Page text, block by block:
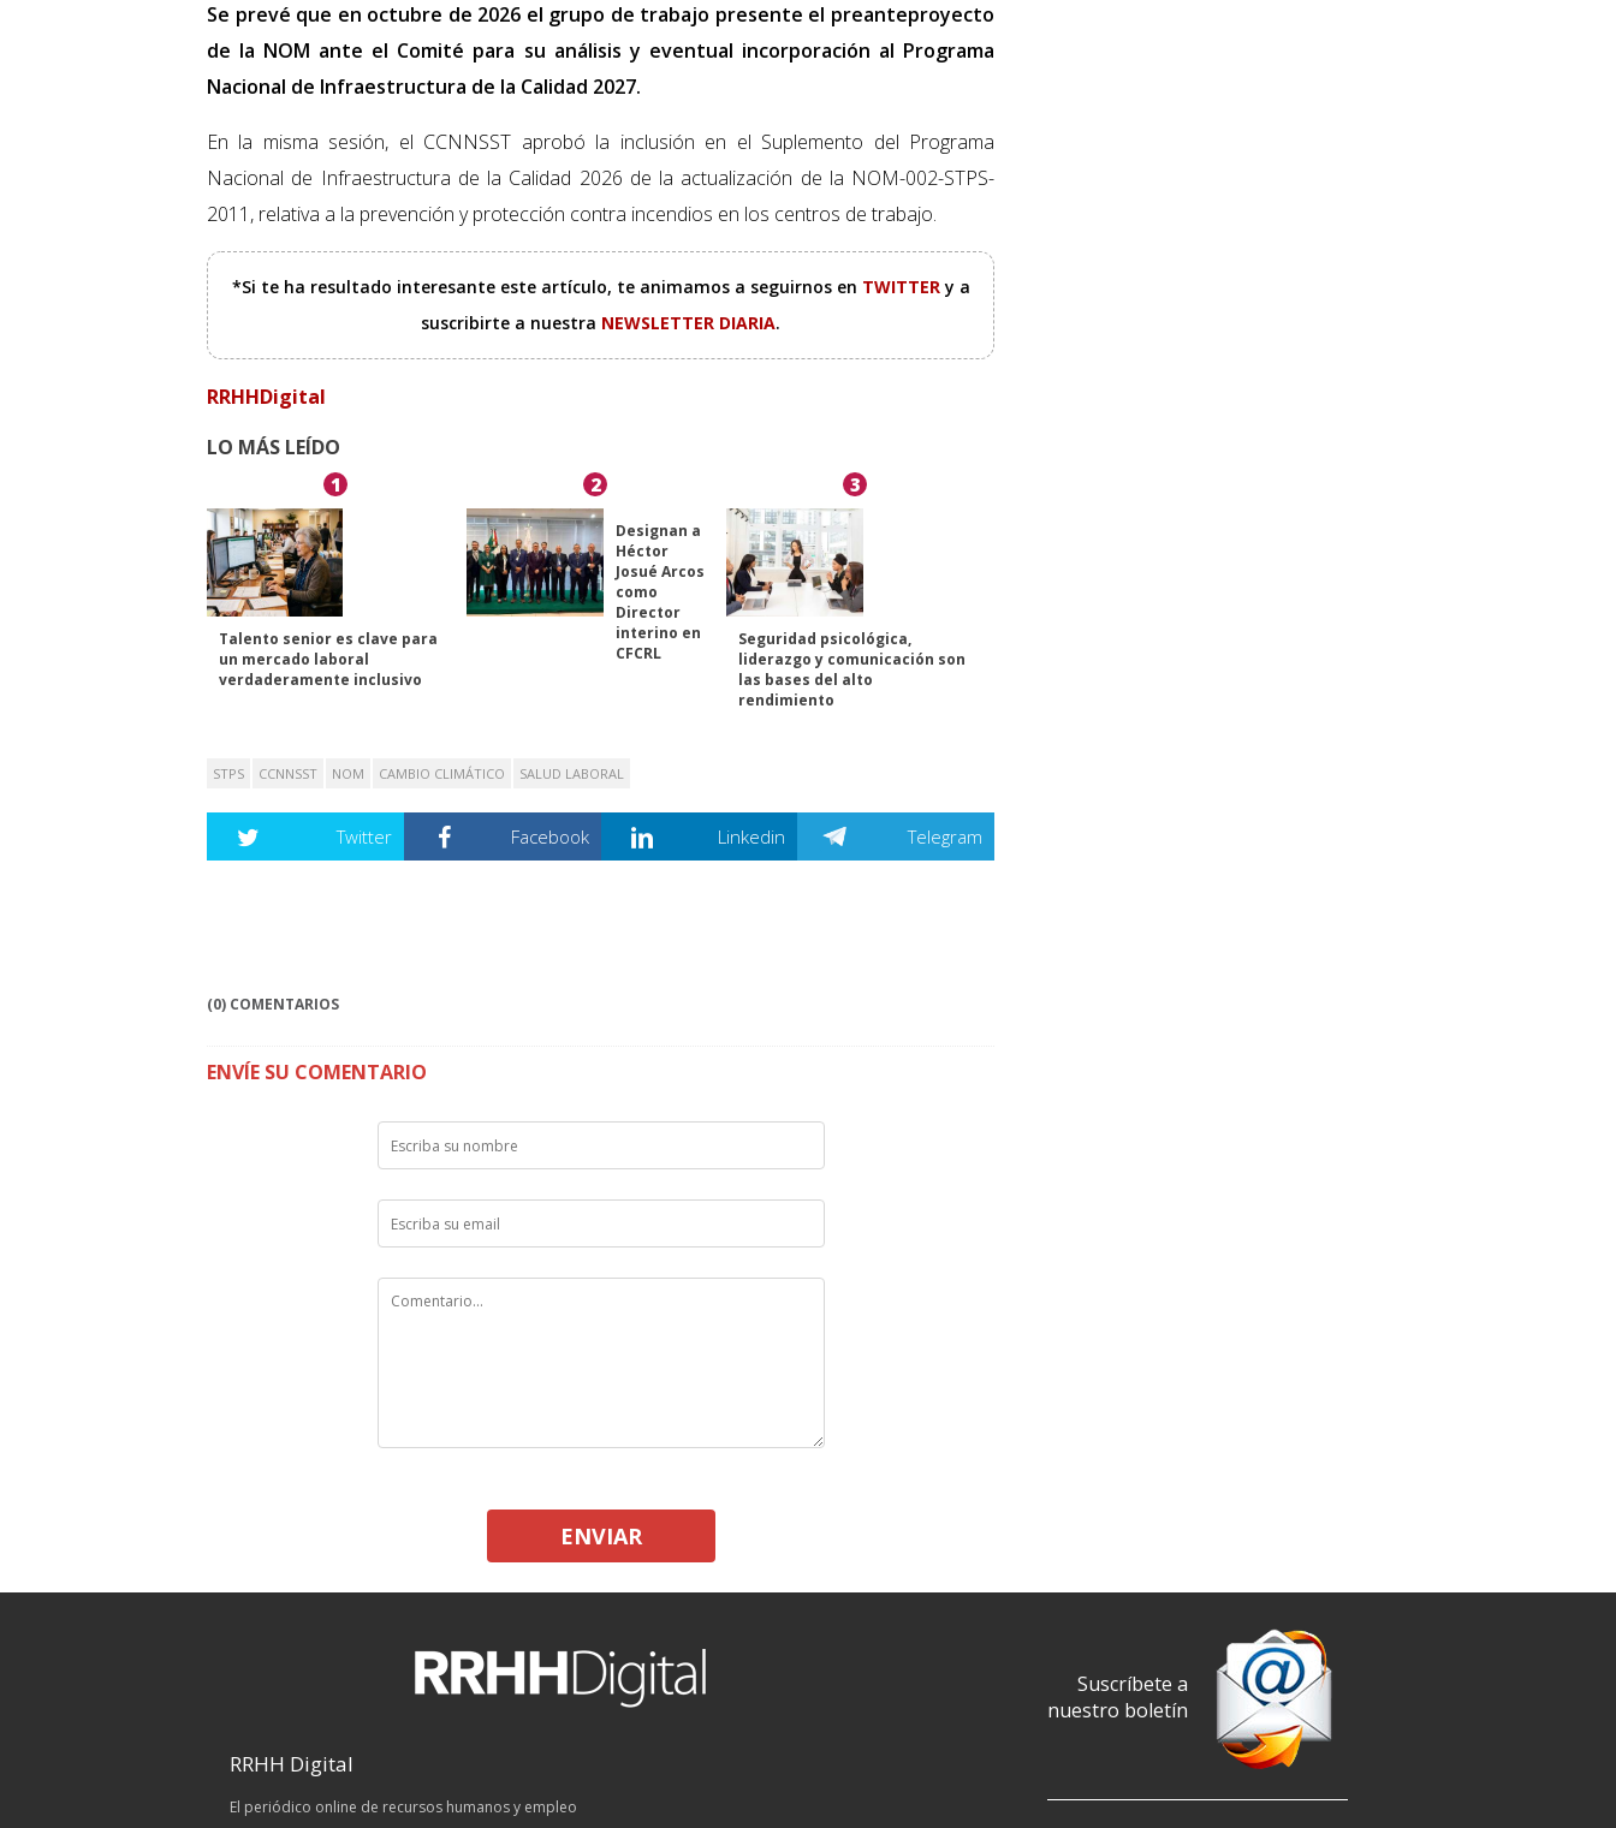
Se prevé que en octubre de 2026 el grupo de trabajo presente el preanteproyecto
de la NOM ante el Comité para su análisis y eventual incorporación al Programa
Nacional de Infraestructura de la Calidad 2027.
En la misma sesión, el CCNNSST aprobó la inclusión en el Suplemento del Programa
Nacional de Infraestructura de la Calidad 2026 de la actualización de la NOM-002-STPS-
2011, relativa a la prevención y protección contra incendios en los centros de trabajo.
*Si te ha resultado interesante este artículo, te animamos a seguirnos en TWITTERy a
suscribirte a nuestra NEWSLETTER DIARIA.
RRHHDigital
LO MÁS LEÍDO
1
Talento senior es clave para
un mercado laboral
verdaderamente inclusivo
2
Designan a
Héctor
Josué Arcos
como
Director
interino en
CFCRL
3
Seguridad psicológica,
liderazgo y comunicación son
las bases del alto
rendimiento
STPS CCNNSST NOM CAMBIO CLIMÁTICO SALUD LABORAL
Twitter Facebook Linkedin Telegram
(0) COMENTARIOS
ENVÍE SU COMENTARIO
ENVIAR
RRHH Digital
El periódico online de recursos humanos y empleo
Suscríbete a
nuestro boletín